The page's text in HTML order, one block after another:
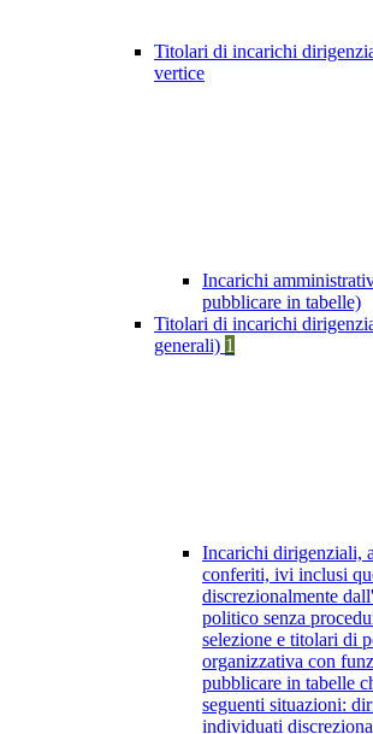
Titolari di incarichi
vertice
Incarichi
pubblicare in tabelle)
Titolari di incarichi
generali) 1
Incarichi dirigenziali,
conferiti, ivi inclusi
discrezionalmente
politico senza
selezione e titolari di
organizzativa con
pubblicare in tabelle
seguenti situazioni:
individuati